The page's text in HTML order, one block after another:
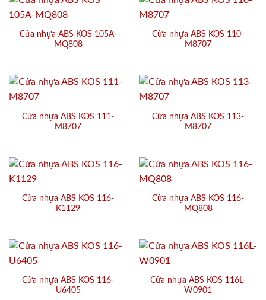
Cửa nhựa ABS KOS 105A-
MQ808
Cửa nhựa ABS KOS 110-
M8707
Cửa nhựa ABS KOS 111-
M8707
Cửa nhựa ABS KOS 113-
M8707
Cửa nhựa ABS KOS 116-
K1129
Cửa nhựa ABS KOS 116-
MQ808
Cửa nhựa ABS KOS 116-
U6405
Cửa nhựa ABS KOS 116L-
W0901